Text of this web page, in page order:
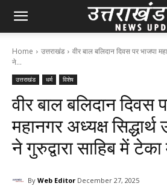
Home उत्तराखंड
वीर बाल बलिदान दिवस पर भाजपा
ने...
उत्तराखंड धर्म विशेष
वीर बाल बलिदान दिवस
महानगर अध्यक्ष
ने गुरुद्वारा साहिब में टेका
By Web Editor December 27, 2025